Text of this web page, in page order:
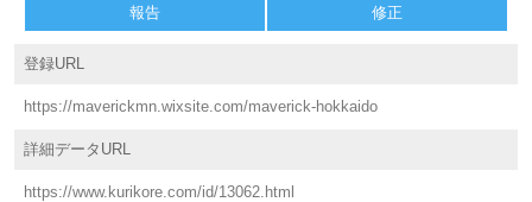
報告 修正
登録URL
https://maverickmn.wixsite.com/maverick-hokkaido
詳細データURL
https://www.kurikore.com/id/13062.html